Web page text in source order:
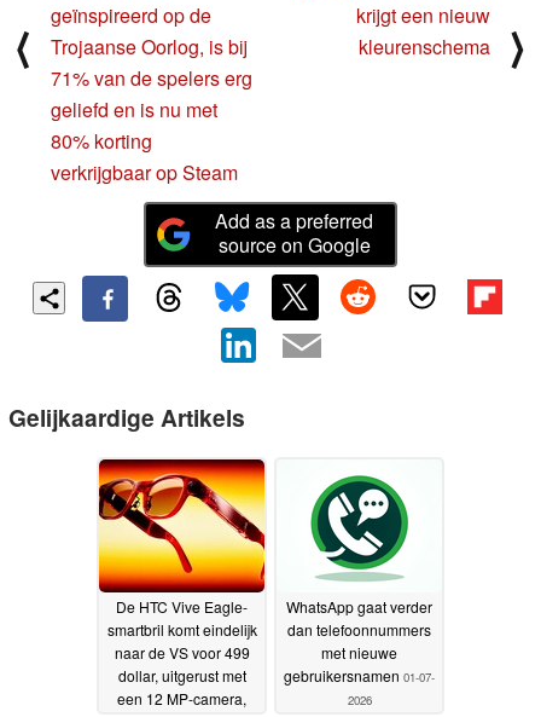
⟨
geïnspireerd op de
Trojaanse Oorlog, is bij
71% van de spelers erg
geliefd en is nu met
80% korting
verkrijgbaar op Steam
krijgt een nieuw
kleurenschema
⟩
Add as a preferred
source on Google
Gelijkaardige Artikels
De HTC Vive Eagle-
smartbril komt eindelijk
naar de VS voor 499
dollar, uitgerust met
een 12 MP-camera,
WhatsApp gaat verder
dan telefoonnummers
met nieuwe
gebruikersnamen 01-07-
2026